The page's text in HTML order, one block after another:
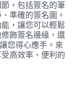
，包括簽名的筆
準確的簽名圖。
，讓您可以輕鬆
飾簽名邊緣，還
您得心應手。來
高效率、便利的